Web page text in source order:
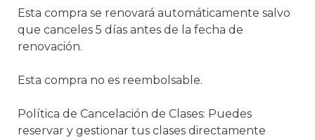
Esta compra se renovará automáticamente salvo
que canceles 5 días antes de la fecha de
renovación.
Esta compra no es reembolsable.
Política de Cancelación de Clases: Puedes
reservar y gestionar tus clases directamente